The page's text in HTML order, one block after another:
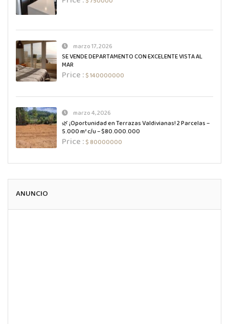
marzo 17, 2026
SE VENDE DEPARTAMENTO CON EXCELENTE VISTA AL
MAR
Price :$ 140000000
marzo 4, 2026
🌿 ¡Oportunidad en Terrazas Valdivianas! 2 Parcelas –
5.000 m² c/u – $80.000.000
Price :$ 80000000
ANUNCIO